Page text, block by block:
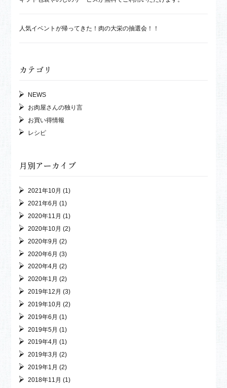
人気イベントが帰ってきた！肉の大栄の抽選会！！
カテゴリ
NEWS
お肉屋さんの独り言
お買い得情報
レシピ
月別アーカイブ
2021年10月 (1)
2021年6月 (1)
2020年11月 (1)
2020年10月 (2)
2020年9月 (2)
2020年6月 (3)
2020年4月 (2)
2020年1月 (2)
2019年12月 (3)
2019年10月 (2)
2019年6月 (1)
2019年5月 (1)
2019年4月 (1)
2019年3月 (2)
2019年1月 (2)
2018年11月 (1)